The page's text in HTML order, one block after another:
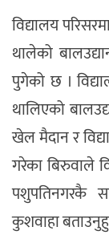
विद्यालय
थालेको
पुगेको छ ।
थालिएको
खेल मैदान र
गरेका बिरुवाले
पशुपतिनगरकै
कुशवाहा